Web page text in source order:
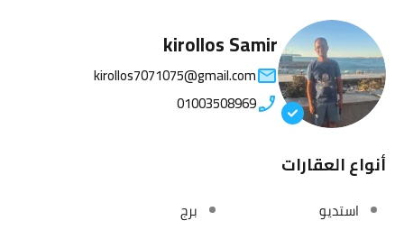
kirollos Samir
kirollos7071075@gmail.com
01003508969
أنواع العقارات
استديو
برج